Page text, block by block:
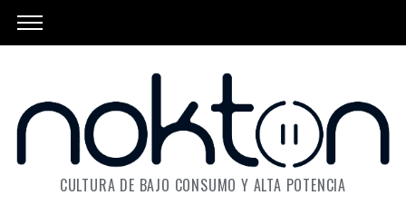
CULTURA DE BAJO CONSUMO Y ALTA POTENCIA